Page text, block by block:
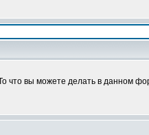
что вы можете делать в данном